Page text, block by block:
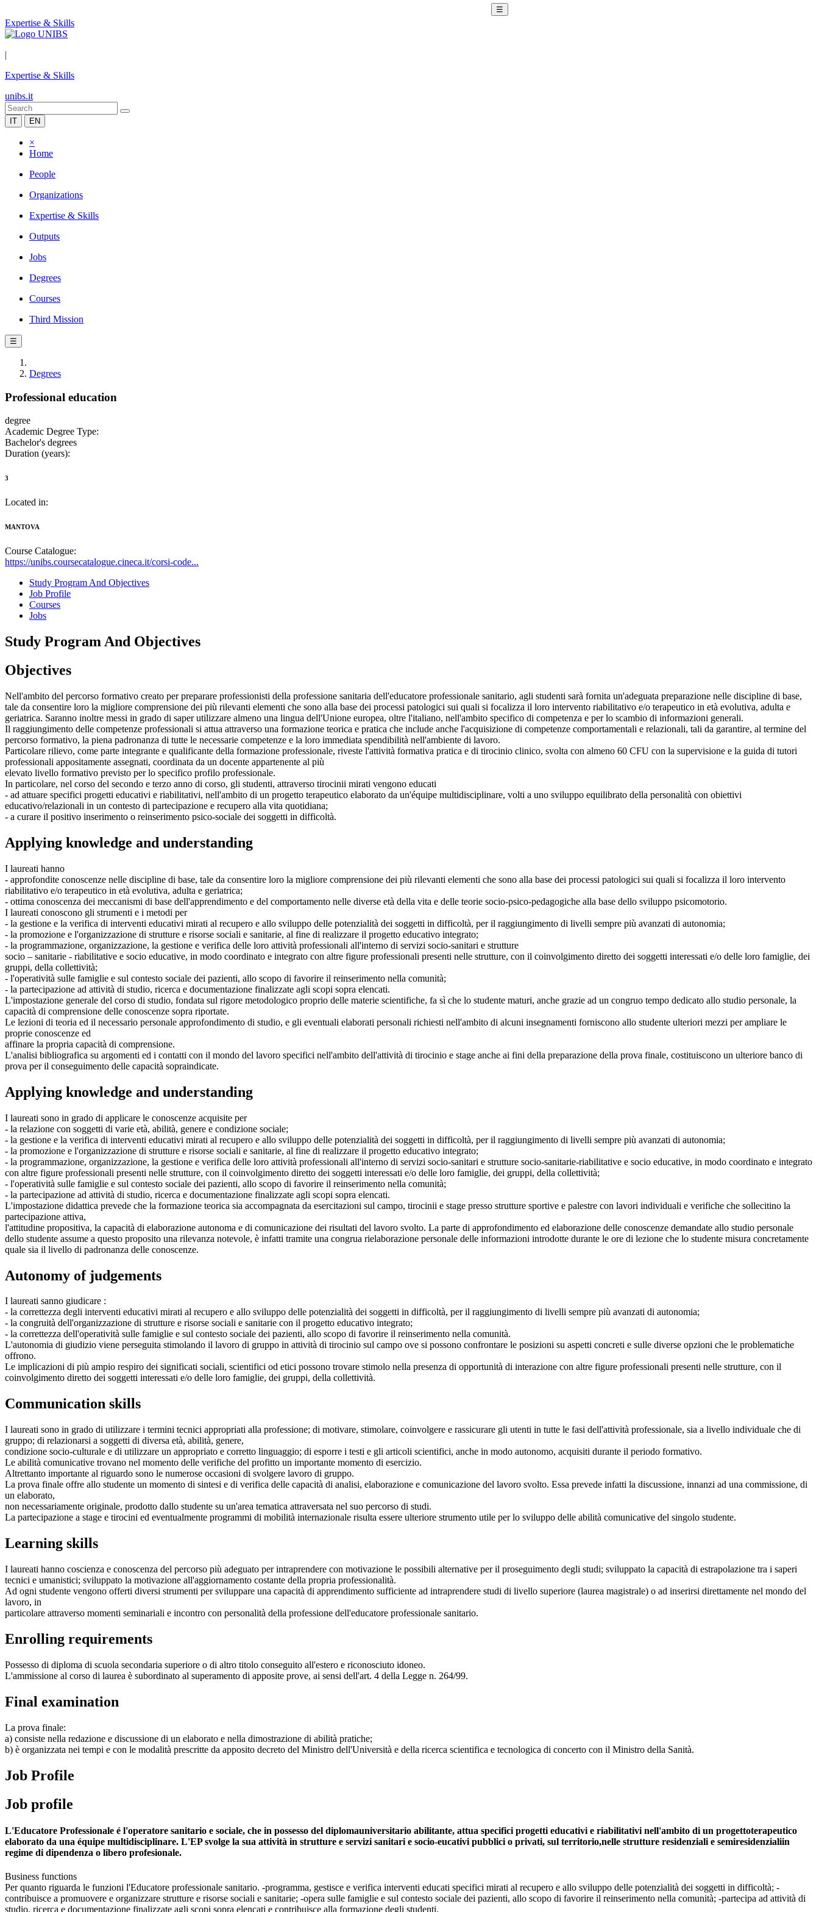
☰
Expertise & Skills
|
Expertise & Skills
unibs.it
IT EN
×
Home
People
Organizations
Expertise & Skills
Outputs
Jobs
Degrees
Courses
Third Mission
☰
Degrees
Professional education
degree
Academic Degree Type:
Bachelor's degrees
Duration (years):
3
Located in:
MANTOVA
Course Catalogue:
https://unibs.coursecatalogue.cineca.it/corsi-code...
Study Program And Objectives
Job Profile
Courses
Jobs
Study Program And Objectives
Objectives
Nell'ambito del percorso formativo creato per preparare professionisti della professione sanitaria dell'educatore professionale sanitario, agli studenti sarà fornita un'adeguata preparazione nelle discipline di base,
tale da consentire loro la migliore comprensione dei più rilevanti elementi che sono alla base dei processi patologici sui quali si focalizza il loro intervento riabilitativo e/o terapeutico in età evolutiva, adulta e
geriatrica. Saranno inoltre messi in grado di saper utilizzare almeno una lingua dell'Unione europea, oltre l'italiano, nell'ambito specifico di competenza e per lo scambio di informazioni generali.
Il raggiungimento delle competenze professionali si attua attraverso una formazione teorica e pratica che include anche l'acquisizione di competenze comportamentali e relazionali, tali da garantire, al termine del
percorso formativo, la piena padronanza di tutte le necessarie competenze e la loro immediata spendibilità nell'ambiente di lavoro.
Particolare rilievo, come parte integrante e qualificante della formazione professionale, riveste l'attività formativa pratica e di tirocinio clinico, svolta con almeno 60 CFU con la supervisione e la guida di tutori
professionali appositamente assegnati, coordinata da un docente appartenente al più
elevato livello formativo previsto per lo specifico profilo professionale.
In particolare, nel corso del secondo e terzo anno di corso, gli studenti, attraverso tirocinii mirati vengono educati
- ad attuare specifici progetti educativi e riabilitativi, nell'ambito di un progetto terapeutico elaborato da un'équipe multidisciplinare, volti a uno sviluppo equilibrato della personalità con obiettivi
educativo/relazionali in un contesto di partecipazione e recupero alla vita quotidiana;
- a curare il positivo inserimento o reinserimento psico-sociale dei soggetti in difficoltà.
Applying knowledge and understanding
I laureati hanno
- approfondite conoscenze nelle discipline di base, tale da consentire loro la migliore comprensione dei più rilevanti elementi che sono alla base dei processi patologici sui quali si focalizza il loro intervento
riabilitativo e/o terapeutico in età evolutiva, adulta e geriatrica;
- ottima conoscenza dei meccanismi di base dell'apprendimento e del comportamento nelle diverse età della vita e delle teorie socio-psico-pedagogiche alla base dello sviluppo psicomotorio.
I laureati conoscono gli strumenti e i metodi per
- la gestione e la verifica di interventi educativi mirati al recupero e allo sviluppo delle potenzialità dei soggetti in difficoltà, per il raggiungimento di livelli sempre più avanzati di autonomia;
- la promozione e l'organizzazione di strutture e risorse sociali e sanitarie, al fine di realizzare il progetto educativo integrato;
- la programmazione, organizzazione, la gestione e verifica delle loro attività professionali all'interno di servizi socio-sanitari e strutture
socio – sanitarie - riabilitative e socio educative, in modo coordinato e integrato con altre figure professionali presenti nelle strutture, con il coinvolgimento diretto dei soggetti interessati e/o delle loro famiglie, dei
gruppi, della collettività;
- l'operatività sulle famiglie e sul contesto sociale dei pazienti, allo scopo di favorire il reinserimento nella comunità;
- la partecipazione ad attività di studio, ricerca e documentazione finalizzate agli scopi sopra elencati.
L'impostazione generale del corso di studio, fondata sul rigore metodologico proprio delle materie scientifiche, fa sì che lo studente maturi, anche grazie ad un congruo tempo dedicato allo studio personale, la
capacità di comprensione delle conoscenze sopra riportate.
Le lezioni di teoria ed il necessario personale approfondimento di studio, e gli eventuali elaborati personali richiesti nell'ambito di alcuni insegnamenti forniscono allo studente ulteriori mezzi per ampliare le
proprie conoscenze ed
affinare la propria capacità di comprensione.
L'analisi bibliografica su argomenti ed i contatti con il mondo del lavoro specifici nell'ambito dell'attività di tirocinio e stage anche ai fini della preparazione della prova finale, costituiscono un ulteriore banco di
prova per il conseguimento delle capacità sopraindicate.
Applying knowledge and understanding
I laureati sono in grado di applicare le conoscenze acquisite per
- la relazione con soggetti di varie età, abilità, genere e condizione sociale;
- la gestione e la verifica di interventi educativi mirati al recupero e allo sviluppo delle potenzialità dei soggetti in difficoltà, per il raggiungimento di livelli sempre più avanzati di autonomia;
- la promozione e l'organizzazione di strutture e risorse sociali e sanitarie, al fine di realizzare il progetto educativo integrato;
- la programmazione, organizzazione, la gestione e verifica delle loro attività professionali all'interno di servizi socio-sanitari e strutture socio-sanitarie-riabilitative e socio educative, in modo coordinato e integrato
con altre figure professionali presenti nelle strutture, con il coinvolgimento diretto dei soggetti interessati e/o delle loro famiglie, dei gruppi, della collettività;
- l'operatività sulle famiglie e sul contesto sociale dei pazienti, allo scopo di favorire il reinserimento nella comunità;
- la partecipazione ad attività di studio, ricerca e documentazione finalizzate agli scopi sopra elencati.
L'impostazione didattica prevede che la formazione teorica sia accompagnata da esercitazioni sul campo, tirocinii e stage presso strutture sportive e palestre con lavori individuali e verifiche che sollecitino la
partecipazione attiva,
l'attitudine propositiva, la capacità di elaborazione autonoma e di comunicazione dei risultati del lavoro svolto. La parte di approfondimento ed elaborazione delle conoscenze demandate allo studio personale
dello studente assume a questo proposito una rilevanza notevole, è infatti tramite una congrua rielaborazione personale delle informazioni introdotte durante le ore di lezione che lo studente misura concretamente
quale sia il livello di padronanza delle conoscenze.
Autonomy of judgements
I laureati sanno giudicare :
- la correttezza degli interventi educativi mirati al recupero e allo sviluppo delle potenzialità dei soggetti in difficoltà, per il raggiungimento di livelli sempre più avanzati di autonomia;
- la congruità dell'organizzazione di strutture e risorse sociali e sanitarie con il progetto educativo integrato;
- la correttezza dell'operatività sulle famiglie e sul contesto sociale dei pazienti, allo scopo di favorire il reinserimento nella comunità.
L'autonomia di giudizio viene perseguita stimolando il lavoro di gruppo in attività di tirocinio sul campo ove si possono confrontare le posizioni su aspetti concreti e sulle diverse opzioni che le problematiche
offrono.
Le implicazioni di più ampio respiro dei significati sociali, scientifici od etici possono trovare stimolo nella presenza di opportunità di interazione con altre figure professionali presenti nelle strutture, con il
coinvolgimento diretto dei soggetti interessati e/o delle loro famiglie, dei gruppi, della collettività.
Communication skills
I laureati sono in grado di utilizzare i termini tecnici appropriati alla professione; di motivare, stimolare, coinvolgere e rassicurare gli utenti in tutte le fasi dell'attività professionale, sia a livello individuale che di
gruppo; di relazionarsi a soggetti di diversa età, abilità, genere,
condizione socio-culturale e di utilizzare un appropriato e corretto linguaggio; di esporre i testi e gli articoli scientifici, anche in modo autonomo, acquisiti durante il periodo formativo.
Le abilità comunicative trovano nel momento delle verifiche del profitto un importante momento di esercizio.
Altrettanto importante al riguardo sono le numerose occasioni di svolgere lavoro di gruppo.
La prova finale offre allo studente un momento di sintesi e di verifica delle capacità di analisi, elaborazione e comunicazione del lavoro svolto. Essa prevede infatti la discussione, innanzi ad una commissione, di
un elaborato,
non necessariamente originale, prodotto dallo studente su un'area tematica attraversata nel suo percorso di studi.
La partecipazione a stage e tirocini ed eventualmente programmi di mobilità internazionale risulta essere ulteriore strumento utile per lo sviluppo delle abilità comunicative del singolo studente.
Learning skills
I laureati hanno coscienza e conoscenza del percorso più adeguato per intraprendere con motivazione le possibili alternative per il proseguimento degli studi; sviluppato la capacità di estrapolazione tra i saperi
tecnici e umanistici; sviluppato la motivazione all'aggiornamento costante della propria professionalità.
Ad ogni studente vengono offerti diversi strumenti per sviluppare una capacità di apprendimento sufficiente ad intraprendere studi di livello superiore (laurea magistrale) o ad inserirsi direttamente nel mondo del
lavoro, in
particolare attraverso momenti seminariali e incontro con personalità della professione dell'educatore professionale sanitario.
Enrolling requirements
Possesso di diploma di scuola secondaria superiore o di altro titolo conseguito all'estero e riconosciuto idoneo.
L'ammissione al corso di laurea è subordinato al superamento di apposite prove, ai sensi dell'art. 4 della Legge n. 264/99.
Final examination
La prova finale:
a) consiste nella redazione e discussione di un elaborato e nella dimostrazione di abilità pratiche;
b) è organizzata nei tempi e con le modalità prescritte da apposito decreto del Ministro dell'Università e della ricerca scientifica e tecnologica di concerto con il Ministro della Sanità.
Job Profile
Job profile
L'Educatore Professionale é l'operatore sanitario e sociale, che in possesso del diplomauniversitario abilitante, attua specifici progetti educativi e riabilitativi nell'ambito di un progettoterapeutico
elaborato da una équipe multidisciplinare. L'EP svolge la sua attività in strutture e servizi sanitari e socio-eucativi pubblici o privati, sul territorio,nelle strutture residenziali e semiresidenzialiin
regime di dipendenza o libero profesionale.
Business functions
Per quanto riguarda le funzioni l'Educatore professionale sanitario. -programma, gestisce e verifica interventi educati specifici mirati al recupero e allo sviluppo delle potenzialità dei soggetti in difficoltà; -
contribuisce a promuovere e organizzare strutture e risorse sociali e sanitarie; -opera sulle famiglie e sul contesto sociale dei pazienti, allo scopo di favorire il reinserimento nella comunità; -partecipa ad attività di
studio, ricerca e documentazione finalizzate agli scopi sopra elencati e contribuisce alla formazione degli studenti.